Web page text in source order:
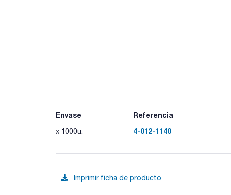
Envase Referencia
x 1000u. 4-012-1140
Imprimir ficha de producto